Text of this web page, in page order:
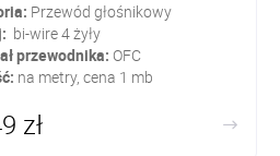
Przewód głośnikowy
bi-wire 4 żyły
przewodnika: OFC
na metry, cena 1 mb
zł